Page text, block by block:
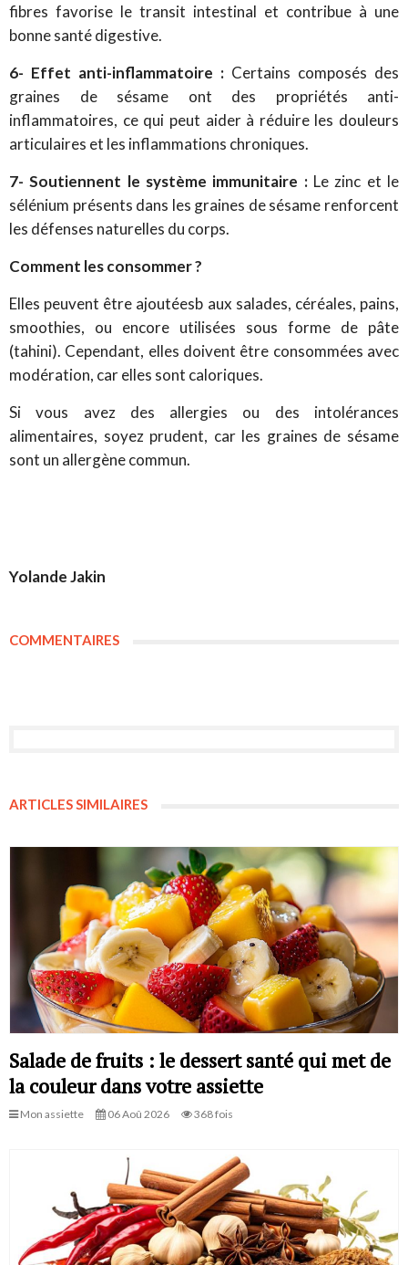
fibres favorise le transit intestinal et contribue à une
bonne santé digestive.
6- Effet anti-inflammatoire : Certains composés des
graines de sésame ont des propriétés anti-
inflammatoires, ce qui peut aider à réduire les douleurs
articulaires et les inflammations chroniques.
7- Soutiennent le système immunitaire :Le zinc et le
sélénium présents dans les graines de sésame renforcent
les défenses naturelles du corps.
Comment les consommer ?
Elles peuvent être ajoutéesb aux salades, céréales, pains,
smoothies, ou encore utilisées sous forme de pâte
(tahini). Cependant, elles doivent être consommées avec
modération, car elles sont caloriques.
Si vous avez des allergies ou des intolérances
alimentaires, soyez prudent, car les graines de sésame
sont un allergène commun.
Yolande Jakin
COMMENTAIRES
ARTICLES SIMILAIRES
Salade de fruits : le dessert santé qui met de
la couleur dans votre assiette
Mon assiette 06 Aoû 2026 368 fois